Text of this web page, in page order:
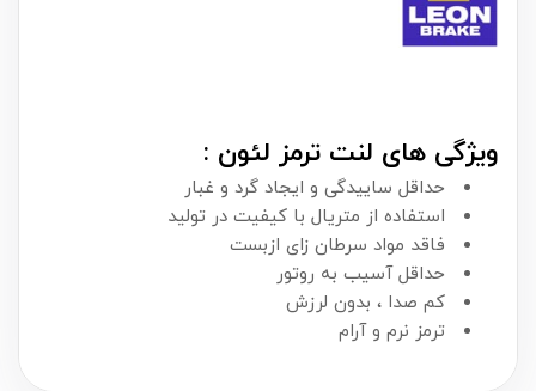
ویژگی های لنت ترمز لئون :
حداقل ساییدگی و ایجاد گرد و غبار
استفاده از متریال با کیفیت در تولید
فاقد مواد سرطان زای ازبست
حداقل آسیب به روتور
کم صدا ، بدون لرزش
ترمز نرم و آرام